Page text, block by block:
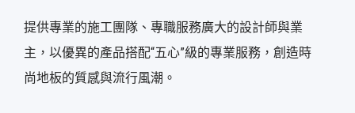
提供專業的施工團隊、專職服務廣大的設計師與業
主，以優異的產品搭配“五心”級的專業服務，創造時
尚地板的質感與流行風潮。